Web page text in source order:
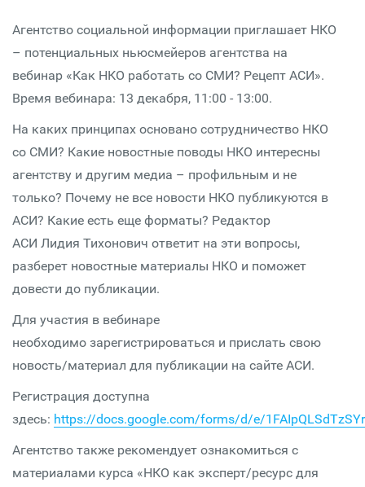
Агентство социальной информации приглашает НКО
– потенциальных ньюсмейеров агентства на
вебинар «Как НКО работать со СМИ? Рецепт АСИ».
Время вебинара: 13 декабря, 11:00 - 13:00.
На каких принципах основано сотрудничество НКО
со СМИ? Какие новостные поводы НКО интересны
агентству и другим медиа – профильным и не
только? Почему не все новости НКО публикуются в
АСИ? Какие есть еще форматы? Редактор
АСИ Лидия Тихонович ответит на эти вопросы,
разберет новостные материалы НКО и поможет
довести до публикации.
Для участия в вебинаре
необходимо зарегистрироваться и прислать свою
новость/материал для публикации на сайте АСИ.
Регистрация доступна
здесь: https://docs.google.com/forms/d/e/
Агентство также рекомендует ознакомиться с
материалами курса «НКО как эксперт/ресурс для